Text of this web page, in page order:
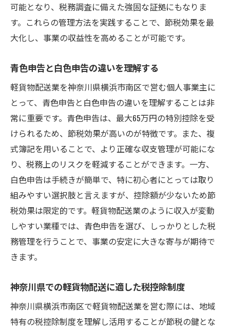
神奈川県の支援制度を活用した資金調達
県内でのネットワーク構築によるコスト削
減
ハウ
効率的なルート計画で燃費を節約
配送車両の維持費を抑える方法
地域密着型のビジネスコネクション作り
柔軟な労働時間制度の導入で人件費削減
配送業務のデジタル化による効率化
節税効果を高めるための契約形態見直し
神奈川県横浜市南区でのビジネス成功に欠かせ
ない節税テクニック
神奈川県の税制に精通した税理士の活用
地元企業との連携でビジネスチャンス拡大
節税に有効な保険商品の選び方
南区特有のビジネス支援制度を活用
可能となり、税務調査に備えた強固な証拠にもなりま
す。これらの管理方法を実践することで、節税効果を最
大化し、事業の収益性を高めることが可能です。
青色申告と白色申告の違いを理解する
軽貨物配送業を神奈川県横浜市南区で営む個人事業主に
とって、青色申告と白色申告の違いを理解することは非
常に重要です。青色申告は、最大65万円の特別控除を受
けられるため、節税効果が高いのが特徴です。また、複
式簿記を用いることで、より正確な収支管理が可能にな
り、税務上のリスクを軽減することができます。一方、
白色申告は手続きが簡単で、特に初心者にとっては取り
組みやすい選択肢と言えますが、控除額が少ないため節
税効果は限定的です。軽貨物配送業のように収入が変動
しやすい業種では、青色申告を選び、しっかりとした税
務管理を行うことで、事業の安定に大きな寄与が期待で
きます。
神奈川県での軽貨物配送に適した税控除制度
神奈川県横浜市南区で軽貨物配送業を営む際には、地域
特有の税控除制度を理解し活用することが節税の鍵とな